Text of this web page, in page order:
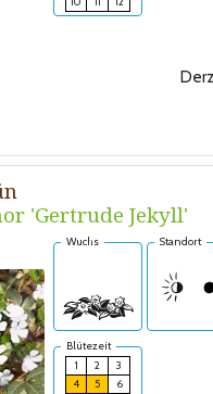
'Gertrude Jekyll'
Wuchs Standort
Blütezeit
1
2
3
4
5
6